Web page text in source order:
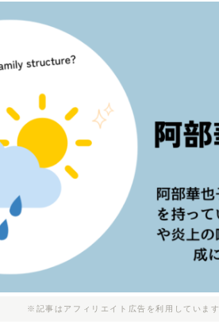
※記事はアフィリエイト広告を利用しています